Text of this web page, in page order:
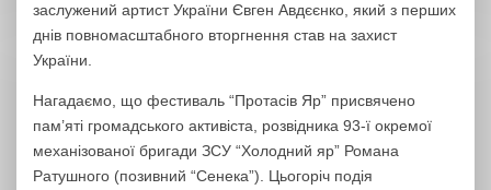
заслужений артист України Євген Авдєєнко, який з перших
днів повномасштабного вторгнення став на захист
України.
Нагадаємо, що фестиваль “Протасів Яр” присвячено
пам’яті громадського активіста, розвідника 93-ї окремої
механізованої бригади ЗСУ “Холодний яр” Романа
Ратушного (позивний “Сенека”). Цьогоріч подія